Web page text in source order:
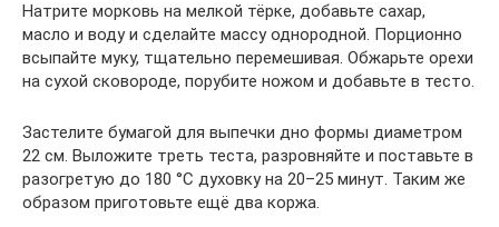
Натрите морковь на мелкой тёрке, добавьте сахар,
масло и воду и сделайте массу однородной. Порционно
всыпайте муку, тщательно перемешивая. Обжарьте орехи
на сухой сковороде, порубите ножом и добавьте в тесто.
Застелите бумагой для выпечки дно формы диаметром
22 см. Выложите треть теста, разровняйте и поставьте в
разогретую до 180 °C духовку на 20–25 минут. Таким же
образом приготовьте ещё два коржа.